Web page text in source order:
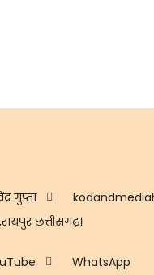
गुप्ता
छत्तीसगढ़।
WhatsApp